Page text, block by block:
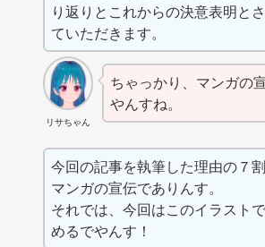
り返りとこれからの決意表明と
ていただきます。
リサちゃん
ちゃっかり、マンガの
やんすね。
今回の記事を執筆した理由の７
マンガの宣伝でありんす。
それでは、今回はこのイラスト
めるでやんす！